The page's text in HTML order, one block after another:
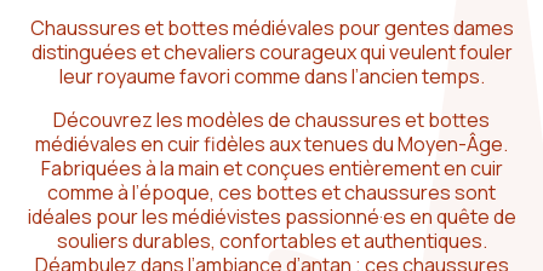
Chaussures et bottes médiévales pour gentes dames
distinguées et chevaliers courageux qui veulent fouler
leur royaume favori comme dans l’ancien temps.
Découvrez les modèles de chaussures et bottes
médiévales en cuir fidèles aux tenues du Moyen-Âge.
Fabriquées à la main et conçues entièrement en cuir
comme à l’époque, ces bottes et chaussures sont
idéales pour les médiévistes passionné·es en quête de
souliers durables, confortables et authentiques.
Déambulez dans l’ambiance d’antan ; ces chaussures